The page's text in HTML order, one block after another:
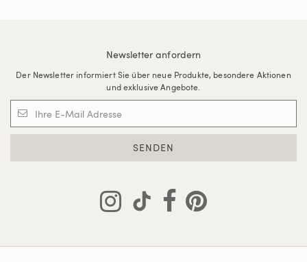
Newsletter anfordern
Der Newsletter informiert Sie über neue Produkte, besondere Aktionen
und exklusive Angebote.
SENDEN